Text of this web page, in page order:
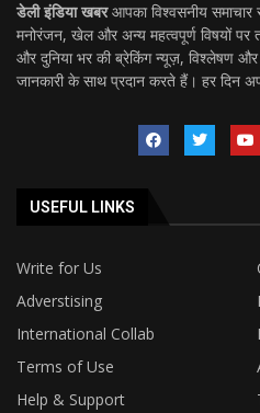
डेली इंडिया खबरआपका विश्वसनीय समाचार
मनोरंजन, खेल और अन्य महत्वपूर्ण विषयों पर
और दुनिया भर की ब्रेकिंग न्यूज़, विश्लेषण
जानकारी के साथ प्रदान करते हैं। हर दिन
USEFUL LINKS
Write for Us
Adverstising
International Collab
Terms of Use
Help & Support